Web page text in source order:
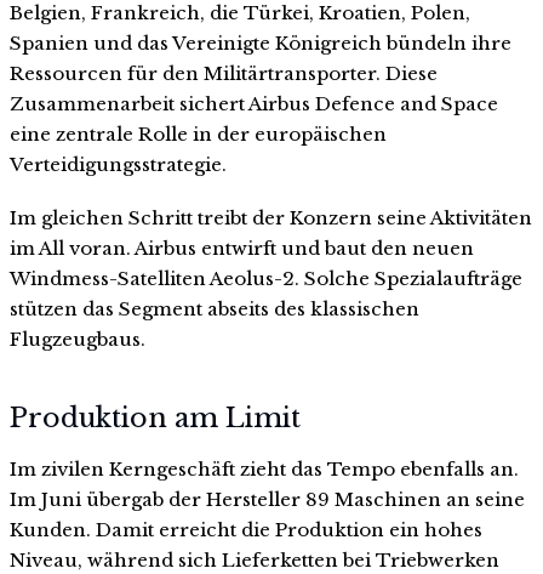
Belgien, Frankreich, die Türkei, Kroatien, Polen,
Spanien und das Vereinigte Königreich bündeln ihre
Ressourcen für den Militärtransporter. Diese
Zusammenarbeit sichert Airbus Defence and Space
eine zentrale Rolle in der europäischen
Verteidigungsstrategie.
Im gleichen Schritt treibt der Konzern seine Aktivitäten
im All voran. Airbus entwirft und baut den neuen
Windmess-Satelliten Aeolus-2. Solche Spezialaufträge
stützen das Segment abseits des klassischen
Flugzeugbaus.
Produktion am Limit
Im zivilen Kerngeschäft zieht das Tempo ebenfalls an.
Im Juni übergab der Hersteller 89 Maschinen an seine
Kunden. Damit erreicht die Produktion ein hohes
Niveau, während sich Lieferketten bei Triebwerken